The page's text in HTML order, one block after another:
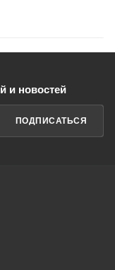
и новостей
ПОДПИСАТЬСЯ